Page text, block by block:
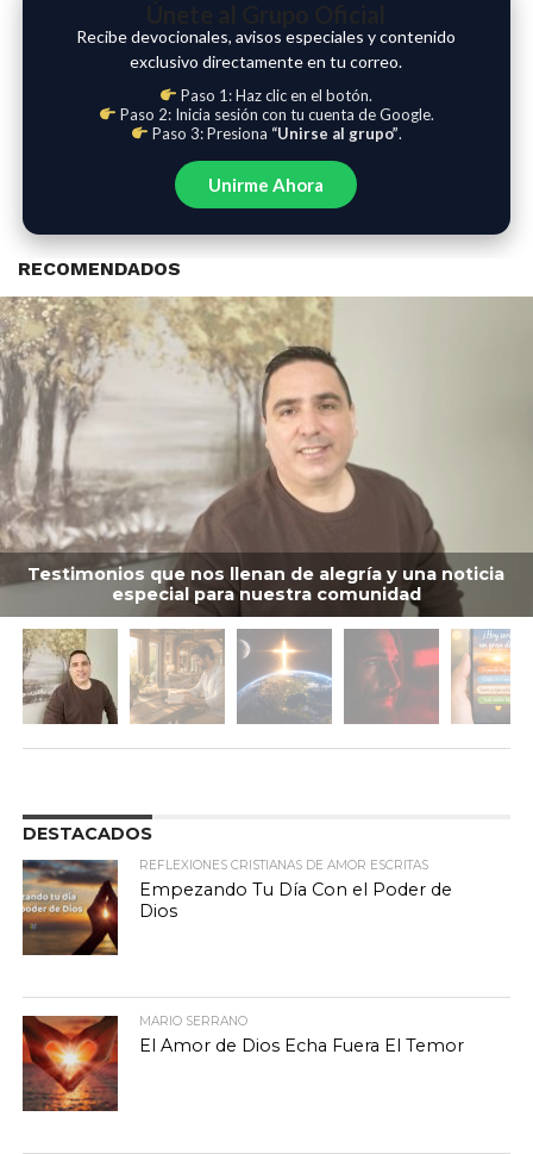
Recibe devocionales, avisos especiales y contenido
exclusivo directamente en tu correo.
Paso 1: Haz clic en el botón.
Paso 2: Inicia sesión con tu cuenta de Google.
Paso 3: Presiona “Unirse al grupo”.
Unirme Ahora
RECOMENDADOS
Testimonios que nos llenan de alegría y una noticia
especial para nuestra comunidad
DESTACADOS
REFLEXIONES CRISTIANAS DE AMOR ESCRITAS
Empezando Tu Día Con el Poder de
Dios
MARIO SERRANO
El Amor de Dios Echa Fuera El Temor